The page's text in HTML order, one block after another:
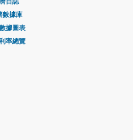
數據庫
據圖表
率總覽